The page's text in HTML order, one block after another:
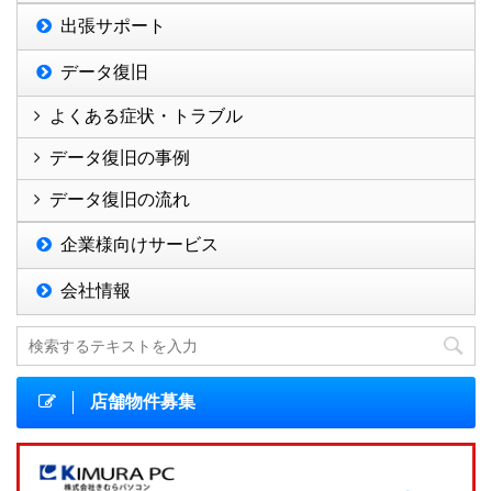
出張サポート
データ復旧
よくある症状・トラブル
データ復旧の事例
データ復旧の流れ
企業様向けサービス
会社情報
店舗物件募集